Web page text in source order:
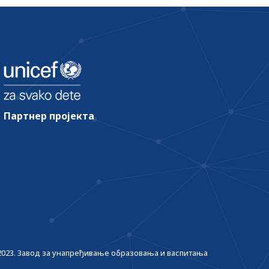
Партнер пројекта
Завод за унапређивање образовања и васпитања